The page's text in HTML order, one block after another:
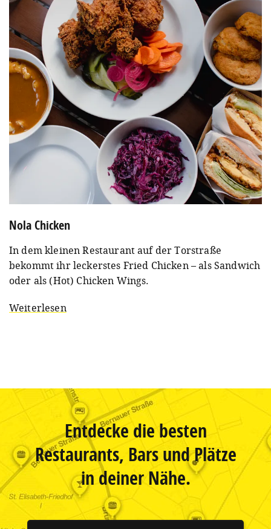
Nola Chicken
In dem kleinen Restaurant auf der Torstraße
bekommt ihr leckerstes Fried Chicken – als Sandwich
oder als (Hot) Chicken Wings.
Weiterlesen
Entdecke die besten
Restaurants, Bars und Plätze
in deiner Nähe.